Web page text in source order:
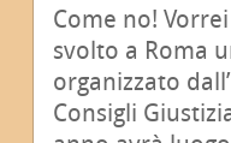
Come no!
svolto a Roma
organizzato
Consigli